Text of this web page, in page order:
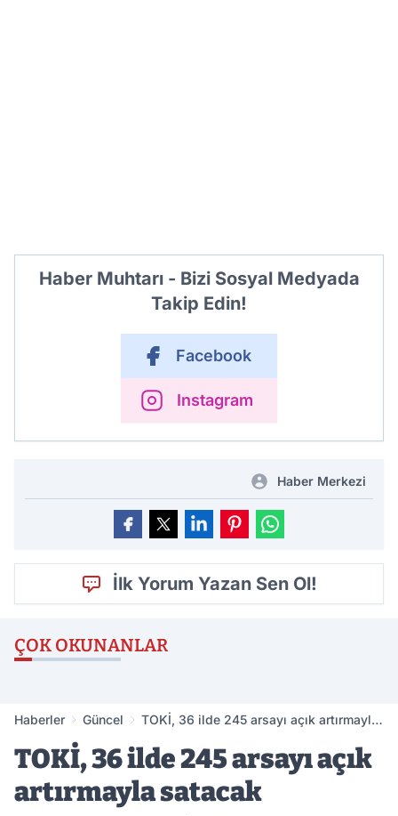
Haber Muhtarı - Bizi Sosyal Medyada
Takip Edin!
Facebook
Instagram
Haber Merkezi
İlk Yorum Yazan Sen Ol!
ÇOK OKUNANLAR
Haberler Güncel
TOKİ, 36 ilde 245 arsayı açık artırmayla
TOKİ, 36 ilde 245 arsayı açık
artırmayla satacak